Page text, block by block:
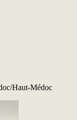
Haut-Médoc